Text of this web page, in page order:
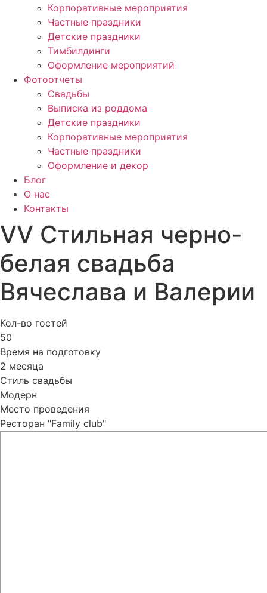
Корпоративные мероприятия
Частные праздники
Детские праздники
Тимбилдинги
Оформление мероприятий
Фотоотчеты
Cвадьбы
Выписка из роддома
Детские праздники
Корпоративные мероприятия
Частные праздники
Оформление и декор
Блог
О нас
Контакты
VV Стильная черно-
белая свадьба
Вячеслава и Валерии
Кол-во гостей
50
Время на подготовку
2 месяца
Стиль свадьбы
Модерн
Место проведения
Ресторан "Family club"